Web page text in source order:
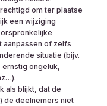
om ter plaatse
een wijziging
aanpassen of zelfs
situatie (bijv.
ongeluk,
als blijkt, dat de
de deelnemers niet